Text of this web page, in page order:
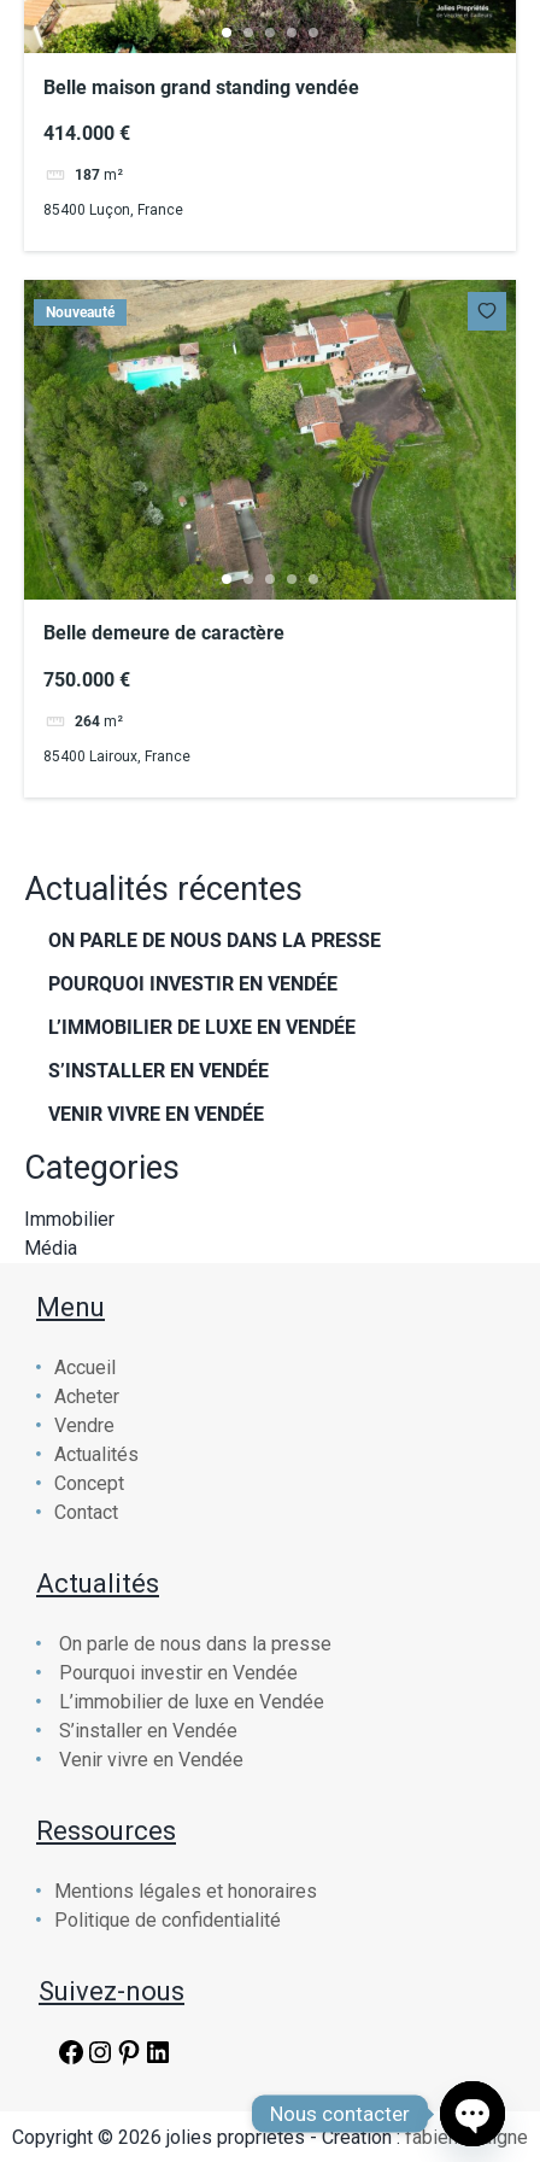
Belle maison grand standing vendée
414.000 €
187 m²
85400 Luçon, France
Nouveauté
Belle demeure de caractère
750.000 €
264 m²
85400 Lairoux, France
Actualités récentes
ON PARLE DE NOUS DANS LA PRESSE
POURQUOI INVESTIR EN VENDÉE
L’IMMOBILIER DE LUXE EN VENDÉE
S’INSTALLER EN VENDÉE
VENIR VIVRE EN VENDÉE
Categories
Immobilier
Média
Menu
Accueil
Acheter
Vendre
Actualités
Concept
Contact
Actualités
On parle de nous dans la presse
Pourquoi investir en Vendée
L’immobilier de luxe en Vendée
S’installer en Vendée
Venir vivre en Vendée
Ressources
Mentions légales et honoraires
Politique de confidentialité
Suivez-nous
Facebook
Instagram
Pinterest
Copyright © 2026 jolies propriétés - Création :fabien chaigne
Nous contacter
Open